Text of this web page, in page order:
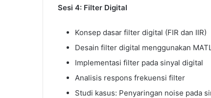
Sesi 4: Filter Digital
Konsep dasar filter digital (FIR dan IIR)
Desain filter digital menggunakan
Implementasi filter pada sinyal digital
Analisis respons frekuensi filter
Studi kasus: Penyaringan noise pada